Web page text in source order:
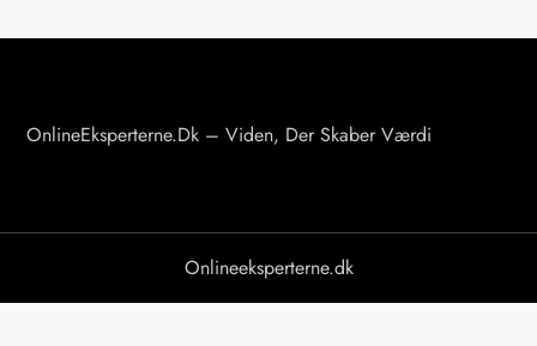
g
i
OnlineEksperterne.dk – Viden, Der Skaber Værdi
Onlineeksperterne.dk